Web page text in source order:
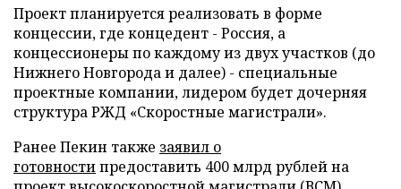
Проект планируется реализовать в форме
концессии, где концедент - Россия, а
концессионеры по каждому из двух участков (до
Нижнего Новгорода и далее) - специальные
проектные компании, лидером будет дочерняя
структура РЖД «Скоростные магистрали».
Ранее Пекин также заявил о
готовностипредоставить 400 млрд рублей на